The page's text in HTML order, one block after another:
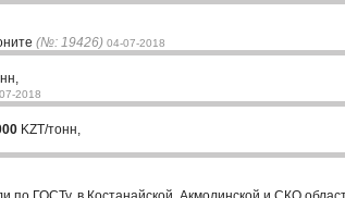
(№: 19426) 04-07-2018
2018
KZT/тонн,